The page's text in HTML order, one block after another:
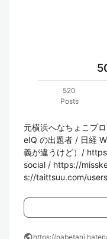
520
Posts
元横浜へなちょこプ
eIQ の出題者 / 日経
義が違うけど）/
social / https://
s://taittsuu.com/
https://